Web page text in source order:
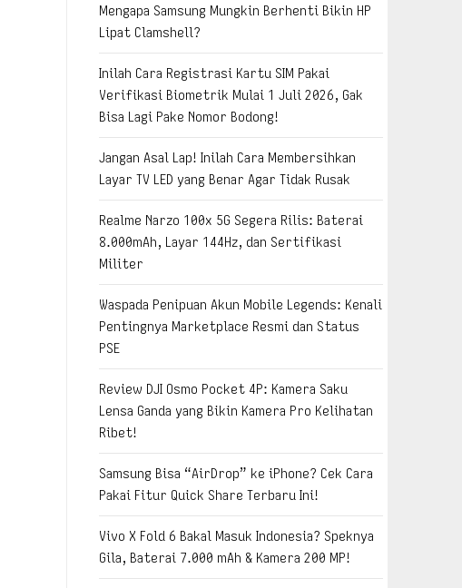
Mengapa Samsung Mungkin Berhenti Bikin HP
Lipat Clamshell?
Inilah Cara Registrasi Kartu SIM Pakai
Verifikasi Biometrik Mulai 1 Juli 2026, Gak
Bisa Lagi Pake Nomor Bodong!
Jangan Asal Lap! Inilah Cara Membersihkan
Layar TV LED yang Benar Agar Tidak Rusak
Realme Narzo 100x 5G Segera Rilis: Baterai
8.000mAh, Layar 144Hz, dan Sertifikasi
Militer
Waspada Penipuan Akun Mobile Legends: Kenali
Pentingnya Marketplace Resmi dan Status
PSE
Review DJI Osmo Pocket 4P: Kamera Saku
Lensa Ganda yang Bikin Kamera Pro Kelihatan
Ribet!
Samsung Bisa “AirDrop” ke iPhone? Cek Cara
Pakai Fitur Quick Share Terbaru Ini!
Vivo X Fold 6 Bakal Masuk Indonesia? Speknya
Gila, Baterai 7.000 mAh & Kamera 200 MP!